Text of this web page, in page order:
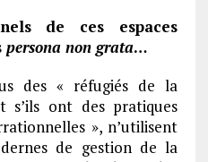
de ces espaces
persona non grata…
des « réfugiés de la
s’ils ont des pratiques
», n’utilisent
de gestion de la